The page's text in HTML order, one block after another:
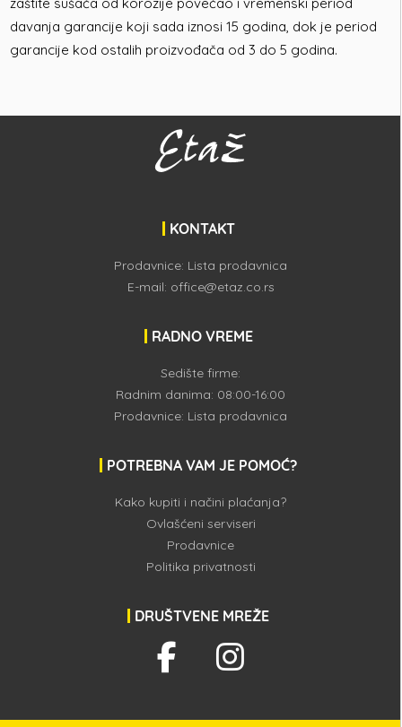
davanja garancije koji sada iznosi 15 godina, dok je period
garancije kod ostalih proizvođača od 3 do 5 godina.
KONTAKT
Prodavnice: Lista prodavnica
E-mail: office@etaz.co.rs
RADNO VREME
Sedište firme:
Radnim danima: 08:00-16:00
Prodavnice: Lista prodavnica
POTREBNA VAM JE POMOĆ?
Kako kupiti i načini plaćanja?
Ovlašćeni serviseri
Prodavnice
Politika privatnosti
DRUŠTVENE MREŽE